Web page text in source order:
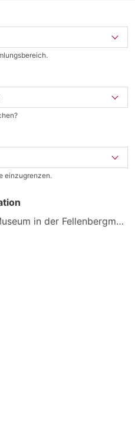
einzugrenzen.
in der Fellenbergmühle